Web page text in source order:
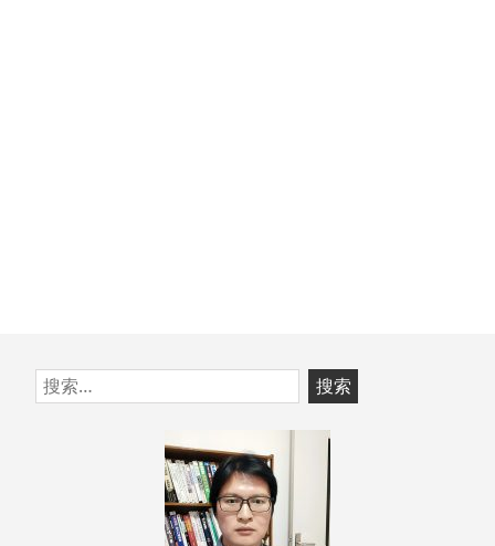
跳
至
搜
索：